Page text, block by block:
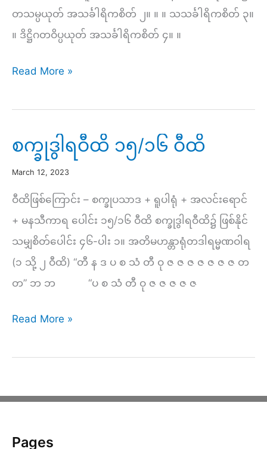
တသမ္ပယုတ် အသင်္ခါရိကစိတ် ၂။ ။ ။ သသင်္ခါရိကစိတ် ၃။
။ ဒိဋ္ဌိဂတဝိပ္ပယုတ် အသင်္ခါရိကစိတ် ၄။ ။
စိတ်
(၈၉)ပါး၊
အကျယ်(၁၂၁)ပါး
Read More »
စက္ခုဒွါရဝီထိ ၁၅/၁၆ ဝီထိ
March 12, 2023
ဝီထိဖြစ်ကြောင်း – စက္ခုပသာဒ + ရူပါရုံ + အလင်းရောင်
+ မနသီကာရ ပေါင်း ၁၅/၁၆ ဝီထိ စက္ခုဒွါရဝီထိ၌ ဖြစ်နိုင်
သမျှစိတ်ပေါင်း ၄၆-ပါး ၁။ အတိမဟန္တာရုံတဒါရမ္မဏဝါရ
(၁ သို့ ၂ ဝီထိ) “တီ န ဒ ပ စ သံ တီ ဝု ဇ ဇ ဇ ဇ ဇ ဇ ဇ တ
တ” ဘ ဘ “ပ စ သံ တီ ဝု ဇ ဇ ဇ ဇ ဇ
စက္ခု
ဝီထိ
ဝီထိ
Read More »
Pages